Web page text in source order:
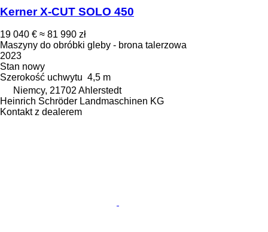
Kerner X-CUT SOLO 450
19 040 € ≈ 81 990 zł
Maszyny do obróbki gleby - brona talerzowa
2023
Stan nowy
Szerokość uchwytu 4,5 m
Niemcy, 21702 Ahlerstedt
Heinrich Schröder Landmaschinen KG
Kontakt z dealerem